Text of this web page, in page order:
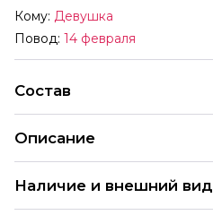
Кому: Девушка
Повод: 14 февраля
Состав
Описание
Наличие и внешний вид